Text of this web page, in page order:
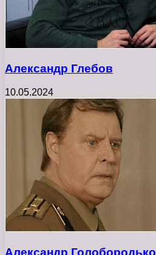
Александр Глебов
10.05.2024
Александр Голобородько